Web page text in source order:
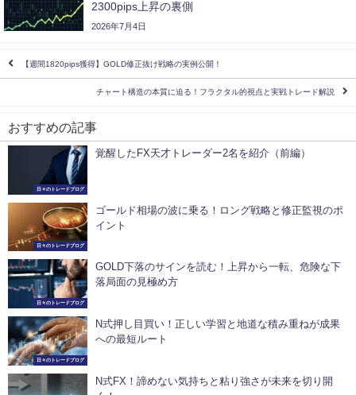
2300pips上昇の裏側
2026年7月4日
【週間1820pips獲得】GOLD修正抜け戦略の実例公開！
チャート構造の本質に迫る！フラクタル的視点と実戦トレード解説
おすすめの記事
日々のトレードブログ
覚醒したFX天才トレーダー2名を紹介（前編）
日々のトレードブログ
ゴールド相場の波に乗る！ロング戦略と修正監視のポ
イント
日々のトレードブログ
GOLD下落のサインを読む！上昇から一転、危険な下
落局面の見極め方
日々のトレードブログ
N式押し目買い！正しい学習と地道な積み重ねが成果
への最短ルート
N式FX！諦めない気持ちと粘り強さが未来を切り開